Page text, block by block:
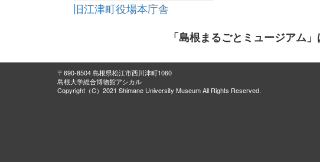
旧江津町役場本庁舎
「島根まるごとミュージアム
〒690-8504 島根県松江市西川津町1060
島根大学総合博物館アシカル
Copyright（C）2021 Shimane University Museum All Rights Reserved.